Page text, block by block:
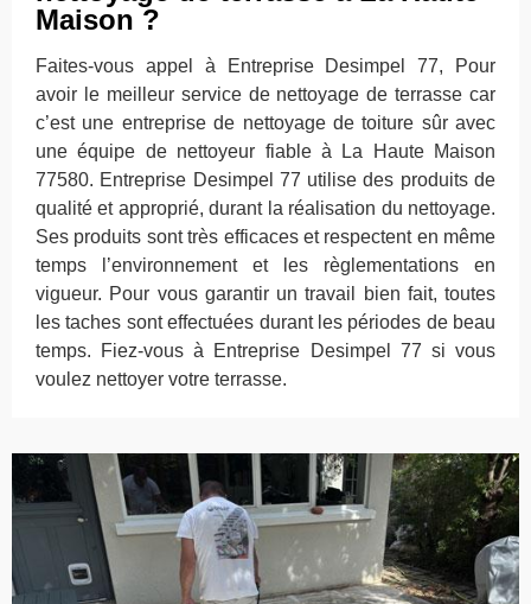
Maison ?
Faites-vous appel à Entreprise Desimpel 77, Pour
avoir le meilleur service de nettoyage de terrasse car
c’est une entreprise de nettoyage de toiture sûr avec
une équipe de nettoyeur fiable à La Haute Maison
77580. Entreprise Desimpel 77 utilise des produits de
qualité et approprié, durant la réalisation du nettoyage.
Ses produits sont très efficaces et respectent en même
temps l’environnement et les règlementations en
vigueur. Pour vous garantir un travail bien fait, toutes
les taches sont effectuées durant les périodes de beau
temps. Fiez-vous à Entreprise Desimpel 77 si vous
voulez nettoyer votre terrasse.